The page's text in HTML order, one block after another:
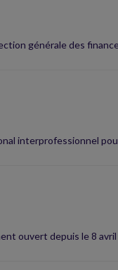
générale des
interprofessionnel
ouvert depuis le 8 avril